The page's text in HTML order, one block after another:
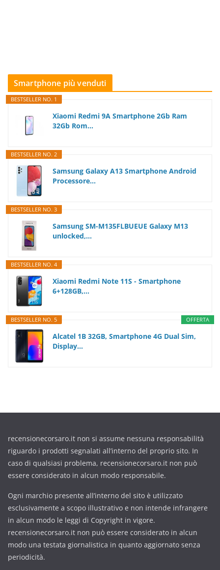
Smartphone più venduti
BESTSELLER NO. 1
Xiaomi Redmi 9A Smartphone 2Gb Ram
32Gb Rom...
BESTSELLER NO. 2
Samsung Galaxy A13 Smartphone Android
Processore...
BESTSELLER NO. 3
Samsung SM-M135FLBUEUE Galaxy M13
unlocked,...
BESTSELLER NO. 4
Xiaomi Redmi Note 11S - Smartphone
6+128GB,...
OFFERTA
BESTSELLER NO. 5
Alcatel 1B 32GB, Smartphone 4G Dual Sim,
Display...
recensionecorsaro.it non si assume nessuna responsabilità
riguardo i prodotti segnalati all’interno del proprio sito. In
caso di qualsiasi problema, recensionecorsaro.it non può
essere considerato in alcun modo responsabile.
Ogni marchio presente all’interno del sito è utilizzato
esclusivamente a scopo illustrativo e non intende infrangere
in alcun modo le leggi di Copyright in vigore.
recensionecorsaro.it non può essere considerato in alcun
modo una testata giornalistica in quanto aggiornato senza
periodicità.